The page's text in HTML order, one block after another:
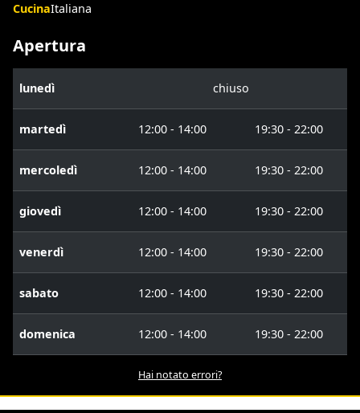
CucinaItaliana
Apertura
lunedì chiuso
martedì 12:00 - 14:00 19:30 - 22:00
mercoledì 12:00 - 14:00 19:30 - 22:00
giovedì 12:00 - 14:00 19:30 - 22:00
venerdì 12:00 - 14:00 19:30 - 22:00
sabato 12:00 - 14:00 19:30 - 22:00
domenica 12:00 - 14:00 19:30 - 22:00
Hai notato errori?